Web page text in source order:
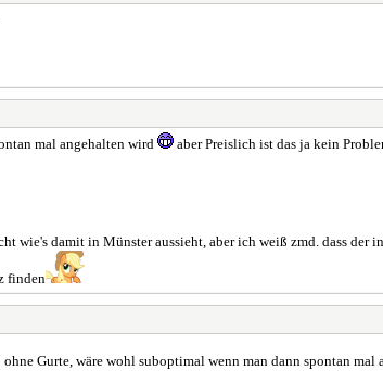
mal angehalten wird
aber Preislich ist das ja kein
wie's damit in Münster aussieht, aber ich weiß zmd. dass
finden
ohne Gurte, wäre wohl suboptimal wenn man dann spontan mal